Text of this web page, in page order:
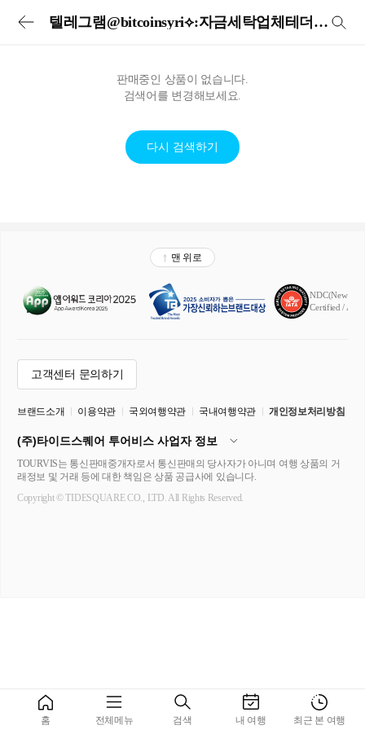
텔레그램@bitcoinsyri⟡:자금세탁업체테더개인지갑
판매중인 상품이 없습니다.
검색어를 변경해보세요.
다시 검색하기